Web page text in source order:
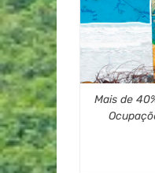
Mais de